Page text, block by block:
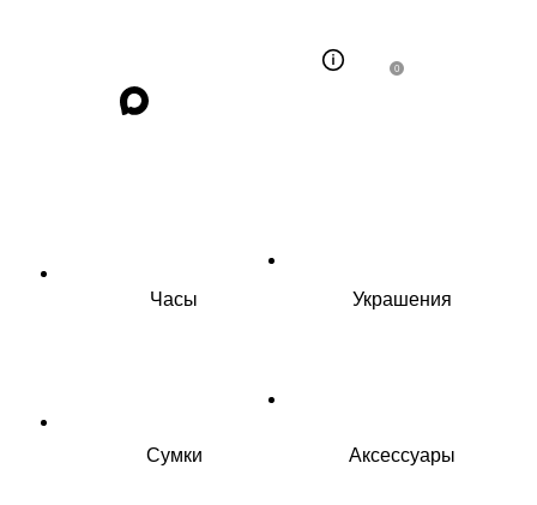
0
Часы Украшения
Сумки Аксессуары